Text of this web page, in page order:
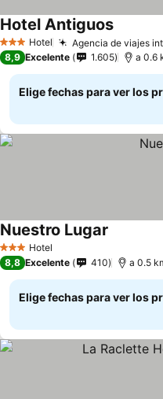
3 Estrellas
Hotel Agencia de viajes
Hotel Antiguos
8,9 Excelente 1.605 a 0.6
Elige fechas para ver los
3 Estrellas
Hotel
Nuestro Lugar
8,8 Excelente 410 a 0.5
Elige fechas para ver los